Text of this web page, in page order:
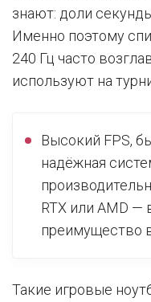
знают: доли
Именно поэтому
240 Гц часто
используют на
Высокий FPS,
надёжная
RTX или AMD —
преимущество
Такие игровые